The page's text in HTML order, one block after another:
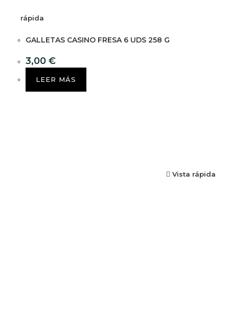
rápida
GALLETAS CASINO FRESA 6 UDS 258 G
3,00 €
LEER MÁS
Vista rápida